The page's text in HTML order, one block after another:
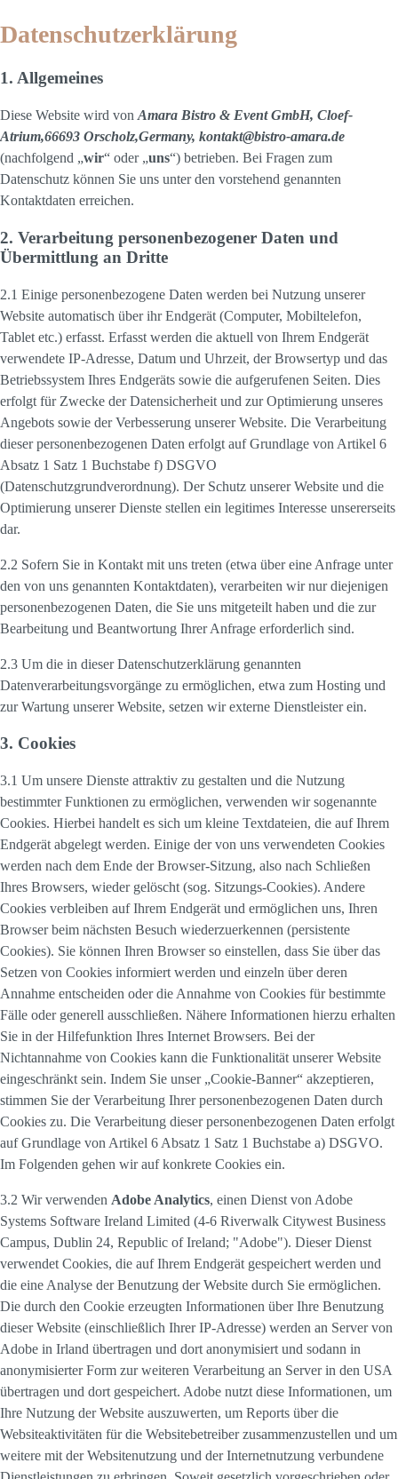
Datenschutzerklärung
1. Allgemeines
Diese Website wird von Amara Bistro & Event GmbH, Cloef-
Atrium,66693 Orscholz,Germany, kontakt@bistro-amara.de
(nachfolgend „wir“ oder „uns“) betrieben. Bei Fragen zum
Datenschutz können Sie uns unter den vorstehend genannten
Kontaktdaten erreichen.
2. Verarbeitung personenbezogener Daten und
Übermittlung an Dritte
2.1 Einige personenbezogene Daten werden bei Nutzung unserer
Website automatisch über ihr Endgerät (Computer, Mobiltelefon,
Tablet etc.) erfasst. Erfasst werden die aktuell von Ihrem Endgerät
verwendete IP-Adresse, Datum und Uhrzeit, der Browsertyp und das
Betriebssystem Ihres Endgeräts sowie die aufgerufenen Seiten. Dies
erfolgt für Zwecke der Datensicherheit und zur Optimierung unseres
Angebots sowie der Verbesserung unserer Website. Die Verarbeitung
dieser personenbezogenen Daten erfolgt auf Grundlage von Artikel 6
Absatz 1 Satz 1 Buchstabe f) DSGVO
(Datenschutzgrundverordnung). Der Schutz unserer Website und die
Optimierung unserer Dienste stellen ein legitimes Interesse unsererseits
dar.
2.2 Sofern Sie in Kontakt mit uns treten (etwa über eine Anfrage unter
den von uns genannten Kontaktdaten), verarbeiten wir nur diejenigen
personenbezogenen Daten, die Sie uns mitgeteilt haben und die zur
Bearbeitung und Beantwortung Ihrer Anfrage erforderlich sind.
2.3 Um die in dieser Datenschutzerklärung genannten
Datenverarbeitungsvorgänge zu ermöglichen, etwa zum Hosting und
zur Wartung unserer Website, setzen wir externe Dienstleister ein.
3. Cookies
3.1 Um unsere Dienste attraktiv zu gestalten und die Nutzung
bestimmter Funktionen zu ermöglichen, verwenden wir sogenannte
Cookies. Hierbei handelt es sich um kleine Textdateien, die auf Ihrem
Endgerät abgelegt werden. Einige der von uns verwendeten Cookies
werden nach dem Ende der Browser-Sitzung, also nach Schließen
Ihres Browsers, wieder gelöscht (sog. Sitzungs-Cookies). Andere
Cookies verbleiben auf Ihrem Endgerät und ermöglichen uns, Ihren
Browser beim nächsten Besuch wiederzuerkennen (persistente
Cookies). Sie können Ihren Browser so einstellen, dass Sie über das
Setzen von Cookies informiert werden und einzeln über deren
Annahme entscheiden oder die Annahme von Cookies für bestimmte
Fälle oder generell ausschließen. Nähere Informationen hierzu erhalten
Sie in der Hilfefunktion Ihres Internet Browsers. Bei der
Nichtannahme von Cookies kann die Funktionalität unserer Website
eingeschränkt sein. Indem Sie unser „Cookie-Banner“ akzeptieren,
stimmen Sie der Verarbeitung Ihrer personenbezogenen Daten durch
Cookies zu. Die Verarbeitung dieser personenbezogenen Daten erfolgt
auf Grundlage von Artikel 6 Absatz 1 Satz 1 Buchstabe a) DSGVO.
Im Folgenden gehen wir auf konkrete Cookies ein.
3.2 Wir verwenden Adobe Analytics, einen Dienst von Adobe
Systems Software Ireland Limited (4-6 Riverwalk Citywest Business
Campus, Dublin 24, Republic of Ireland; "Adobe"). Dieser Dienst
verwendet Cookies, die auf Ihrem Endgerät gespeichert werden und
die eine Analyse der Benutzung der Website durch Sie ermöglichen.
Die durch den Cookie erzeugten Informationen über Ihre Benutzung
dieser Website (einschließlich Ihrer IP-Adresse) werden an Server von
Adobe in Irland übertragen und dort anonymisiert und sodann in
anonymisierter Form zur weiteren Verarbeitung an Server in den USA
übertragen und dort gespeichert. Adobe nutzt diese Informationen, um
Ihre Nutzung der Website auszuwerten, um Reports über die
Websiteaktivitäten für die Websitebetreiber zusammenzustellen und um
weitere mit der Websitenutzung und der Internetnutzung verbundene